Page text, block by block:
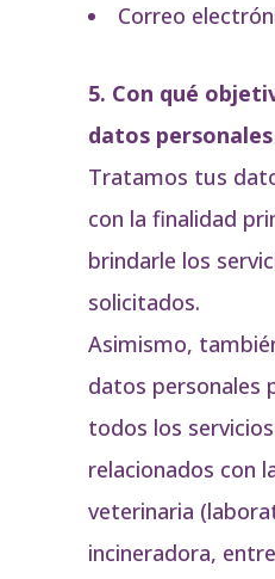
Correo
5. Con qué
datos personales
Tratamos tus
con la finalidad
brindarle los
solicitados.
Asimismo,
datos personales
todos los
relacionados con
veterinaria
incineradora,